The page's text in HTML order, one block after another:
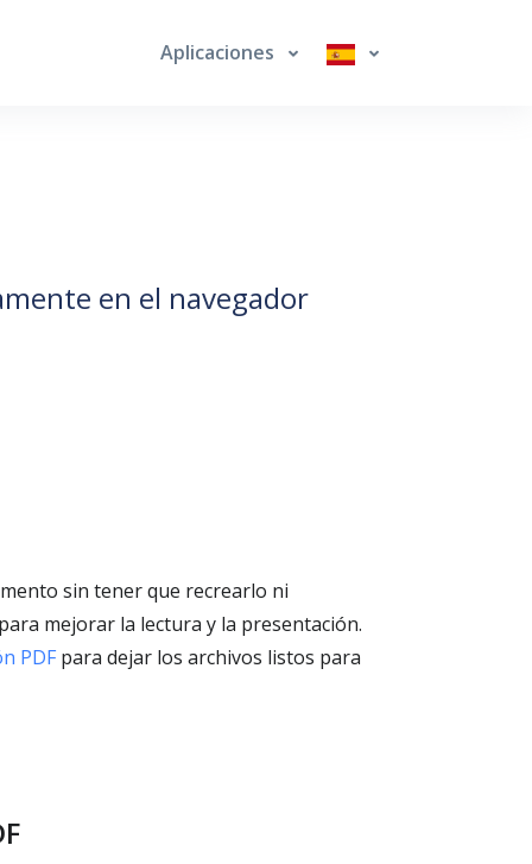
Aplicaciones
en el navegador
sin tener que recrearlo ni
mejorar la lectura y la presentación.
PDF para dejar los archivos listos para